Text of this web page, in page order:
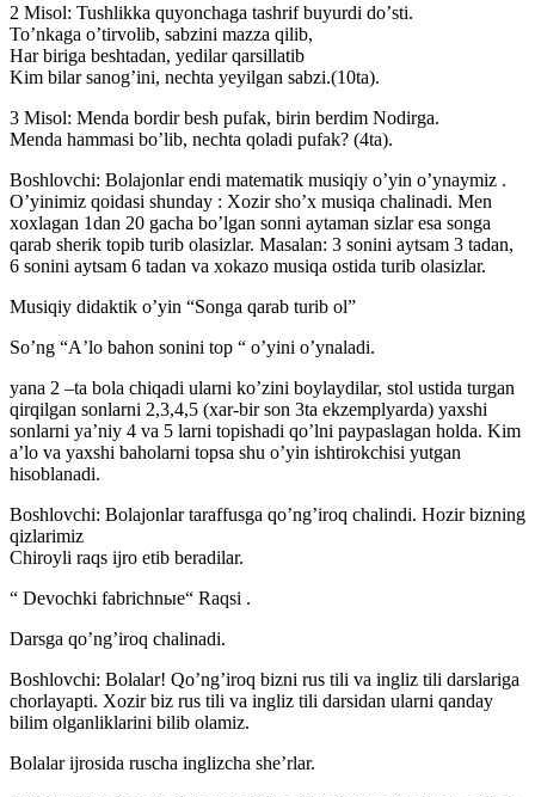
2 Misol: Tushlikka quyonchaga tashrif buyurdi doʼsti.
Toʼnkaga oʼtirvolib, sabzini mazza qilib,
Har biriga beshtadan, yedilar qarsillatib
Kim bilar sanogʼini, nechta yeyilgan sabzi.(10ta).
3 Misol: Menda bordir besh pufak, birin berdim Nodirga.
Menda hammasi boʼlib, nechta qoladi pufak? (4ta).
Boshlovchi: Bolajonlar endi matematik musiqiy oʼyin oʼynaymiz .
Oʼyinimiz qoidasi shunday : Xozir shoʼx musiqa chalinadi. Men
xoxlagan 1dan 20 gacha boʼlgan sonni aytaman sizlar esa songa
qarab sherik topib turib olasizlar. Masalan: 3 sonini aytsam 3 tadan,
6 sonini aytsam 6 tadan va xokazo musiqa ostida turib olasizlar.
Musiqiy didaktik oʼyin “Songa qarab turib ol”
Soʼng “Аʼlo bahon sonini top “ oʼyini oʼynaladi.
yana 2 –ta bola chiqadi ularni koʼzini boylaydilar, stol ustida turgan
qirqilgan sonlarni 2,3,4,5 (xar-bir son 3ta ekzemplyarda) yaxshi
sonlarni yaʼniy 4 va 5 larni topishadi qoʼlni paypaslagan holda. Kim
aʼlo va yaxshi baholarni topsa shu oʼyin ishtirokchisi yutgan
hisoblanadi.
Boshlovchi: Bolajonlar taraffusga qoʼngʼiroq chalindi. Hozir bizning
qizlarimiz
Chiroyli raqs ijro etib beradilar.
“ Devochki fabrichnыe“ Raqsi .
Darsga qoʼngʼiroq chalinadi.
Boshlovchi: Bolalar! Qoʼngʼiroq bizni rus tili va ingliz tili darslariga
chorlayapti. Xozir biz rus tili va ingliz tili darsidan ularni qanday
bilim olganliklarini bilib olamiz.
Bolalar ijrosida ruscha inglizcha sheʼrlar.